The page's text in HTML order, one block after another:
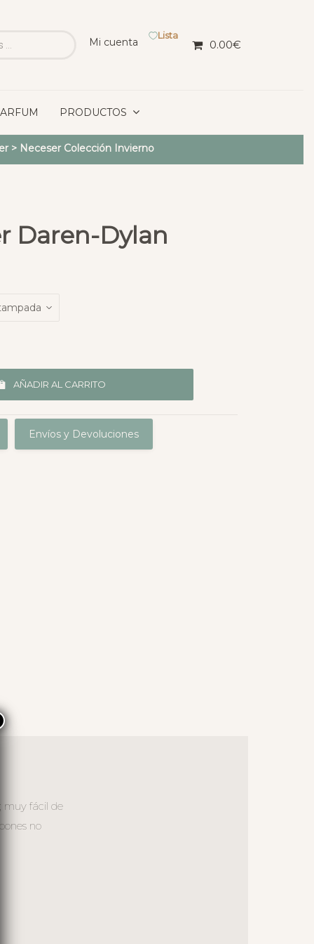
Mi cuenta
Lista
0.00€
PRODUCTOS
> Neceser Colección Invierno
Daren-Dylan
AÑADIR AL CARRITO
Envíos y Devoluciones
muy fácil de
no